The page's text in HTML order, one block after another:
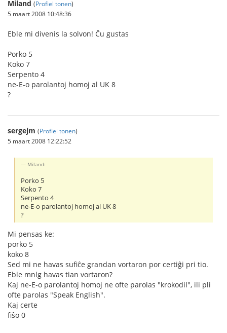
Miland (Profiel tonen)
5 maart 2008 10:48:36
Eble mi divenis la solvon! Ĉu gustas
Porko 5
Koko 7
Serpento 4
ne-E-o parolantoj homoj al UK 8
?
sergejm (Profiel tonen)
5 maart 2008 12:22:52
Miland:
Porko 5
Koko 7
Serpento 4
ne-E-o parolantoj homoj al UK 8
?
Mi pensas ke:
porko 5
koko 8
Sed mi ne havas sufiĉe grandan vortaron por certiĝi pri tio.
Eble mnlg havas tian vortaron?
Kaj ne-E-o parolantoj homoj ne ofte parolas "krokodil", ili pli
ofte parolas "Speak English".
Kaj certe
fiŝo 0